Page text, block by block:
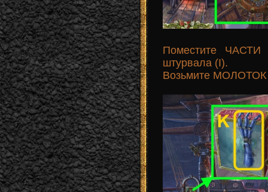
Поместите
штурвала (I).
Возьмите МОЛОТОК